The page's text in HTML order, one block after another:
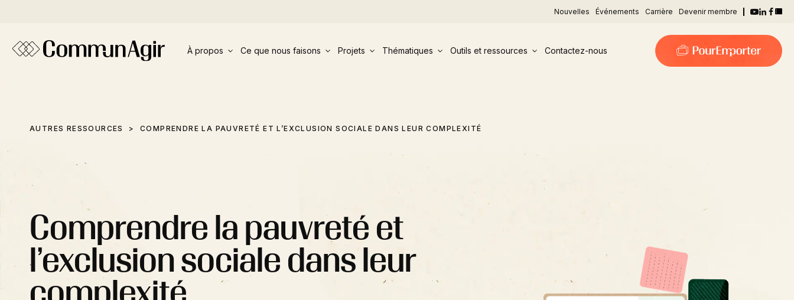
Nouvelles Événements Carrière Devenir membre
À propos Ce que nous faisons Projets Thématiques Outils et ressources Contactez-nous
AUTRES RESSOURCES COMPRENDRE LA PAUVRETÉ ET L’EXCLUSION SOCIALE DANS LEUR COMPLEXITÉ
Comprendre la pauvreté et
l’exclusion sociale dans leur
complexité